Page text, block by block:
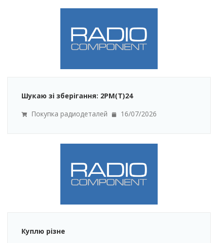
Шукаю зі зберігання: 2РМ(Т)24
Покупка радиодеталей
16/07/2026
Куплю різне